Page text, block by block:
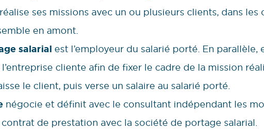
ses missions avec un ou plusieurs clients, dans les
en amont.
salarial est l’employeur du salarié porté. En
cliente afin de fixer le cadre de la mission
le client, puis verse un salaire au salarié porté.
négocie et définit avec le consultant indépendant les
de prestation avec la société de portage salarial.